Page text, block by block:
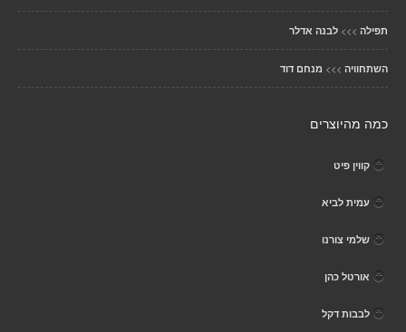
תפילה >>> לבנה אדלר
השתחוויה >>> מנחם דוד
כמה מהיוצרים
קווין פיט
עמית לביא
שלמי צורנו
אורטל כהן
לבבות דקל